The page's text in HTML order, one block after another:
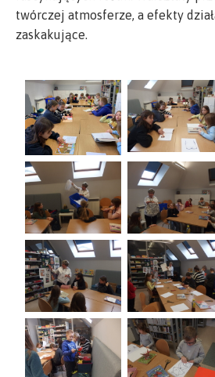
twórczej atmosferze, a efekty
zaskakujące.